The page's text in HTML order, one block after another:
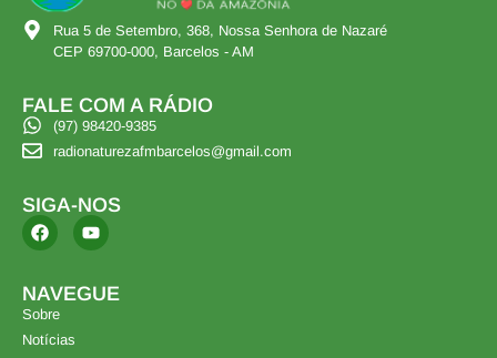
Rua 5 de Setembro, 368, Nossa Senhora de Nazaré
CEP 69700-000, Barcelos - AM
FALE COM A RÁDIO
(97) 98420-9385
radionaturezafmbarcelos@gmail.com
SIGA-NOS
NAVEGUE
Sobre
Notícias